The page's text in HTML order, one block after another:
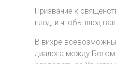
Призвание к
плод, и чтобы плод
В вихре
диалога между